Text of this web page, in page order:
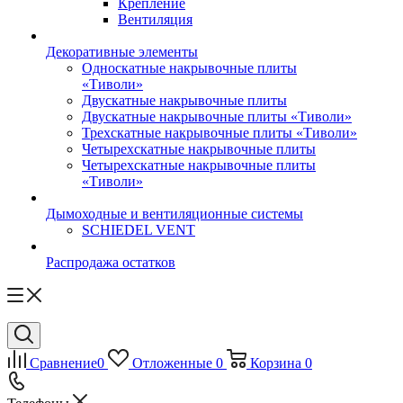
Крепление
Вентиляция
Декоративные элементы
Односкатные накрывочные плиты
«Тиволи»
Двускатные накрывочные плиты
Двускатные накрывочные плиты «Тиволи»
Трехскатные накрывочные плиты «Тиволи»
Четырехскатные накрывочные плиты
Четырехскатные накрывочные плиты
«Тиволи»
Дымоходные и вентиляционные системы
SCHIEDEL VENT
Распродажа остатков
Сравнение0 Отложенные 0 Корзина 0